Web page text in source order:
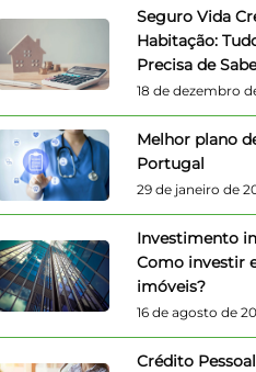
Seguro Vida
Habitação:
Precisa de
18 de dezembro
Melhor plano
Portugal
29 de janeiro de
Investimento
Como investir
imóveis?
16 de agosto de
Crédito